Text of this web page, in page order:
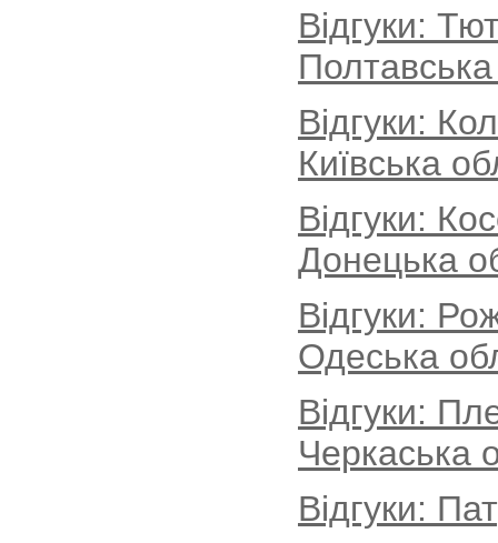
Відгуки:
Відгуки:
Київська
Відгуки:
Донецька
Відгуки:
Одеська
Відгуки:
Черкаська
Відгуки: